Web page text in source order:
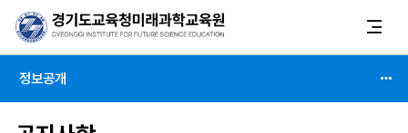
정보공개